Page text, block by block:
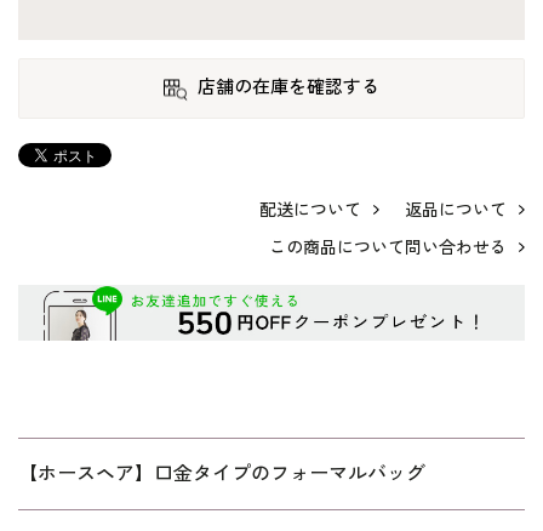
店舗の在庫を確認する
配送について
返品について
この商品について問い合わせる
【ホースヘア】口金タイプのフォーマルバッグ